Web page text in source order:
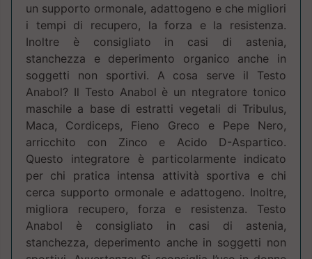
un supporto ormonale, adattogeno e che migliori
i tempi di recupero, la forza e la resistenza.
Inoltre è consigliato in casi di astenia,
stanchezza e deperimento organico anche in
soggetti non sportivi. A cosa serve il Testo
Anabol? Il Testo Anabol è un ntegratore tonico
maschile a base di estratti vegetali di Tribulus,
Maca, Cordiceps, Fieno Greco e Pepe Nero,
arricchito con Zinco e Acido D-Aspartico.
Questo integratore è particolarmente indicato
per chi pratica intensa attività sportiva e chi
cerca supporto ormonale e adattogeno. Inoltre,
migliora recupero, forza e resistenza. Testo
Anabol è consigliato in casi di astenia,
stanchezza, deperimento anche in soggetti non